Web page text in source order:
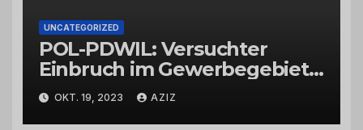
UNCATEGORIZED
POL-PDWIL: Versuchter
Einbruch im Gewerbegebiet
Wittlich
OKT. 19, 2023 AZIZ